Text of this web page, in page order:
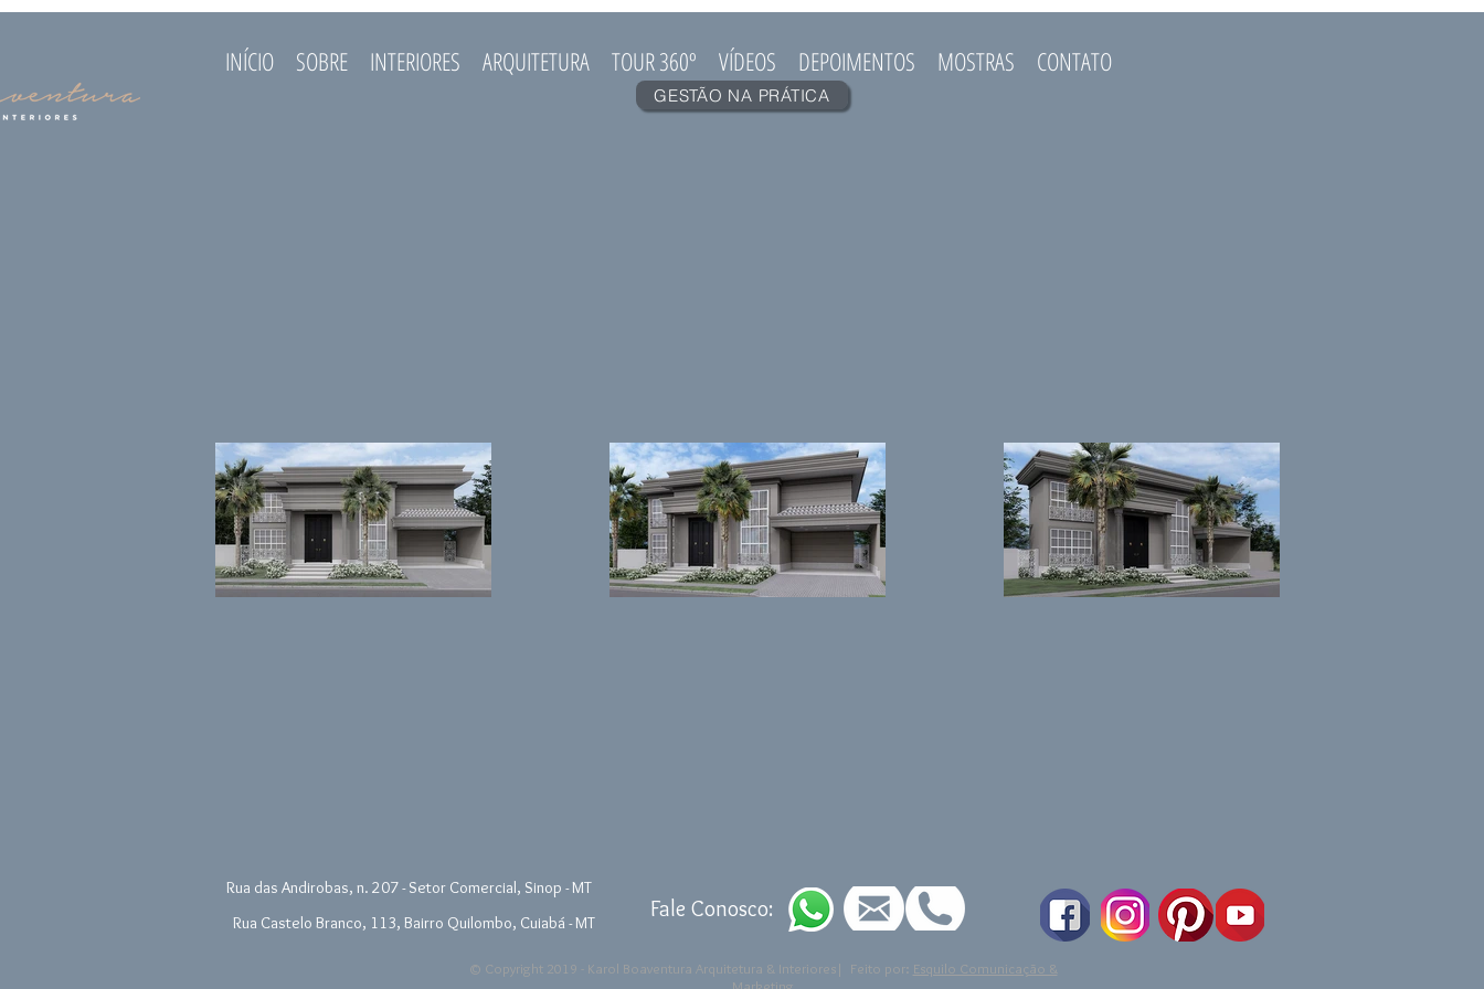
INÍCIO SOBRE INTERIORES ARQUITETURA TOUR 360º VÍDEOS DEPOIMENTOS MOSTRAS CONTATO
GESTÃO NA PRÁTICA
Rua das Andirobas, n. 207 - Setor Comercial, Sinop - MT
Rua Castelo Branco, 113, Bairro Quilombo, Cuiabá - MT
Fale Conosco:
© Copyright 2019 - Karol Boaventura Arquitetura & Interiores| Feito por: Esquilo Comunicação &